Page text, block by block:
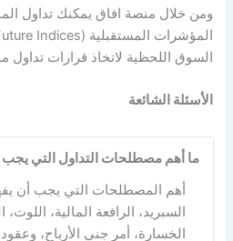
ومن خلال منصة افاق يمكنك تداول
السوق اللحظية لاتخاذ قرارات تداول
الأسئلة الشائعة
ما أهم مصطلحات التداول التي يجب
أهم المصطلحات التي يجب أن
الخسارة، أمر جني الأرباح،